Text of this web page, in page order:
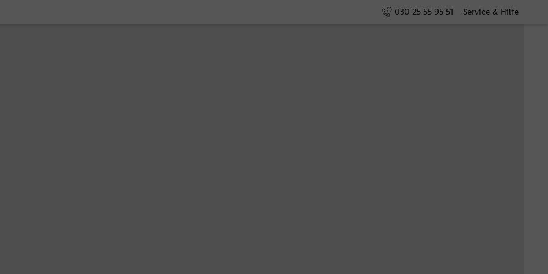
030 25 55 95 51 Service & Hilfe